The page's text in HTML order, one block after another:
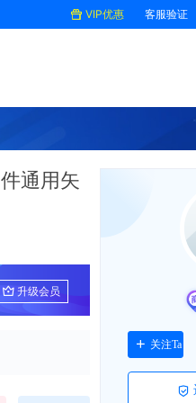
VIP优惠 客服验证
通用矢
升级会员
关注Ta